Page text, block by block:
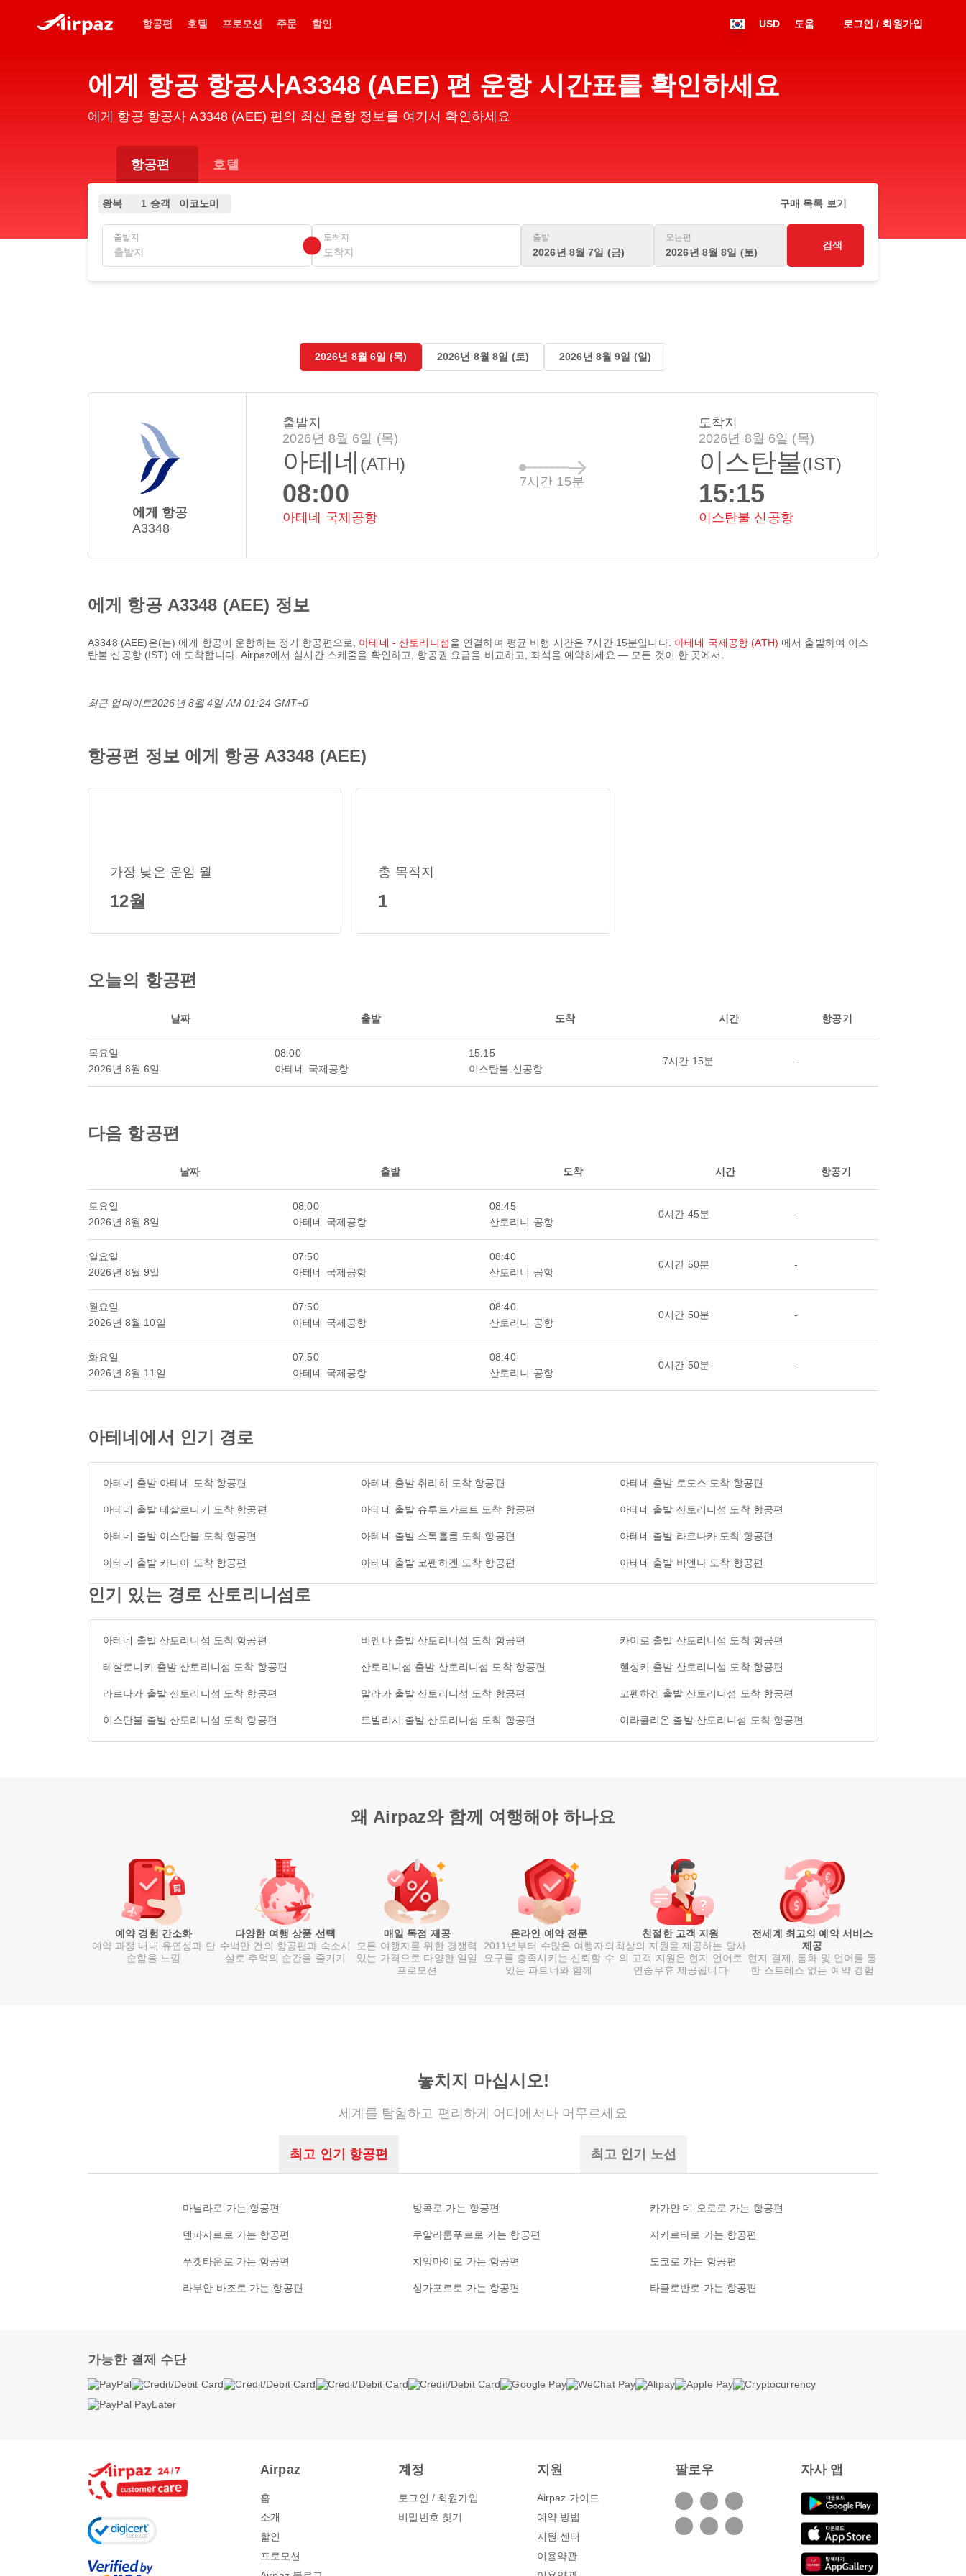
항공편 호텔 프로모션 주문 할인 USD 도움 로그인 / 회원가입
에게 항공 항공사A3348 (AEE) 편 운항 시간표를 확인하세요
에게 항공 항공사 A3348 (AEE) 편의 최신 운항 정보를 여기서 확인하세요
항공편 호텔
왕복 1 승객 이코노미 구매 목록 보기
출발지 도착지 출발
2026년 8월 7일 (금)
오는편
2026년 8월 8일 (토)
검색
2026년 8월 6일 (목) 2026년 8월 8일 (토) 2026년 8월 9일 (일)
에게 항공
A3348
출발지
2026년 8월 6일 (목)
아테네 (ATH)
08:00
아테네 국제공항
7시간 15분
도착지
2026년 8월 6일 (목)
이스탄불(IST)
15:15
이스탄불 신공항
에게 항공 A3348 (AEE) 정보
A3348 (AEE)은(는)에게 항공이 운항하는 정기 항공편으로, 아테네 - 산토리니섬을 연결하며 평균 비행 시간은7시간 15분입니다. 아테네 국제공항 (ATH)에서 출발하여 이스
탄불 신공항 (IST) 에 도착합니다. Airpaz에서 실시간 스케줄을 확인하고, 항공권 요금을 비교하고, 좌석을 예약하세요 — 모든 것이 한 곳에서.
최근 업데이트2026년 8월 4일 AM 01:24 GMT+0
항공편 정보 에게 항공 A3348 (AEE)
가장 낮은 운임 월
12월
총 목적지
1
오늘의 항공편
날짜 출발 도착 시간 항공기
목요일
2026년 8월 6일
08:00
아테네 국제공항
15:15
이스탄불 신공항
7시간 15분 -
다음 항공편
날짜 출발 도착 시간 항공기
토요일
2026년 8월 8일
08:00
아테네 국제공항
08:45
산토리니 공항
0시간 45분 -
일요일
2026년 8월 9일
07:50
아테네 국제공항
08:40
산토리니 공항
0시간 50분 -
월요일
2026년 8월 10일
07:50
아테네 국제공항
08:40
산토리니 공항
0시간 50분 -
화요일
2026년 8월 11일
07:50
아테네 국제공항
08:40
산토리니 공항
0시간 50분 -
아테네에서 인기 경로
아테네 출발 아테네 도착 항공편 아테네 출발 취리히 도착 항공편 아테네 출발 로도스 도착 항공편
아테네 출발 테살로니키 도착 항공편 아테네 출발 슈투트가르트 도착 항공편 아테네 출발 산토리니섬 도착 항공편
아테네 출발 이스탄불 도착 항공편 아테네 출발 스톡홀름 도착 항공편 아테네 출발 라르나카 도착 항공편
아테네 출발 카니아 도착 항공편 아테네 출발 코펜하겐 도착 항공편 아테네 출발 비엔나 도착 항공편
인기 있는 경로 산토리니섬로
아테네 출발 산토리니섬 도착 항공편 비엔나 출발 산토리니섬 도착 항공편 카이로 출발 산토리니섬 도착 항공편
테살로니키 출발 산토리니섬 도착 항공편 산토리니섬 출발 산토리니섬 도착 항공편 헬싱키 출발 산토리니섬 도착 항공편
라르나카 출발 산토리니섬 도착 항공편 말라가 출발 산토리니섬 도착 항공편 코펜하겐 출발 산토리니섬 도착 항공편
이스탄불 출발 산토리니섬 도착 항공편 트빌리시 출발 산토리니섬 도착 항공편 이라클리온 출발 산토리니섬 도착 항공편
왜 Airpaz와 함께 여행해야 하나요
예약 경험 간소화
예약 과정 내내 유연성과 단
순함을 느낌
다양한 여행 상품 선택
수백만 건의 항공편과 숙소시
설로 추억의 순간을 즐기기
매일 독점 제공
모든 여행자를 위한 경쟁력
있는 가격으로 다양한 일일
프로모션
온라인 예약 전문
2011년부터 수많은 여행자의
요구를 충족시키는 신뢰할 수
있는 파트너와 함께
친절한 고객 지원
최상의 지원을 제공하는 당사
의 고객 지원은 현지 언어로
연중무휴 제공됩니다
전세계 최고의 예약 서비스
제공
현지 결제, 통화 및 언어를 통
한 스트레스 없는 예약 경험
놓치지 마십시오!
세계를 탐험하고 편리하게 어디에서나 머무르세요
최고 인기 항공편 최고 인기 노선
마닐라로 가는 항공편 방콕로 가는 항공편 카가얀 데 오로로 가는 항공편
덴파사르로 가는 항공편 쿠알라룸푸르로 가는 항공편 자카르타로 가는 항공편
푸켓타운로 가는 항공편 치앙마이로 가는 항공편 도쿄로 가는 항공편
라부안 바조로 가는 항공편 싱가포르로 가는 항공편 타클로반로 가는 항공편
가능한 결제 수단
Airpaz
홈
소개
할인
프로모션
계정
로그인 / 회원가입
비밀번호 찾기
지원
Airpaz 가이드
예약 방법
지원 센터
이용약관
팔로우 자사 앱